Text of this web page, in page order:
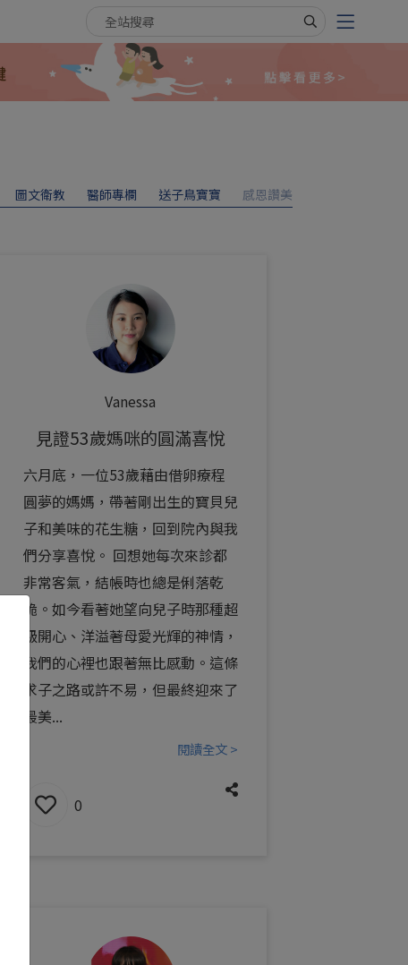
搜尋關鍵字
圖文衛教 醫師專欄 送子鳥寶寶 感恩讚美
Vanessa
見證53歲媽咪的圓滿喜悅
六月底，一位53歲藉由借卵療程
圓夢的媽媽，帶著剛出生的寶貝兒
子和美味的花生糖，回到院內與我
們分享喜悅。 回想她每次來診都
非常客氣，結帳時也總是俐落乾
脆。如今看著她望向兒子時那種超
級開心、洋溢著母愛光輝的神情，
我們的心裡也跟著無比感動。這條
求子之路或許不易，但最終迎來了
最美...
閱讀全文 >
0